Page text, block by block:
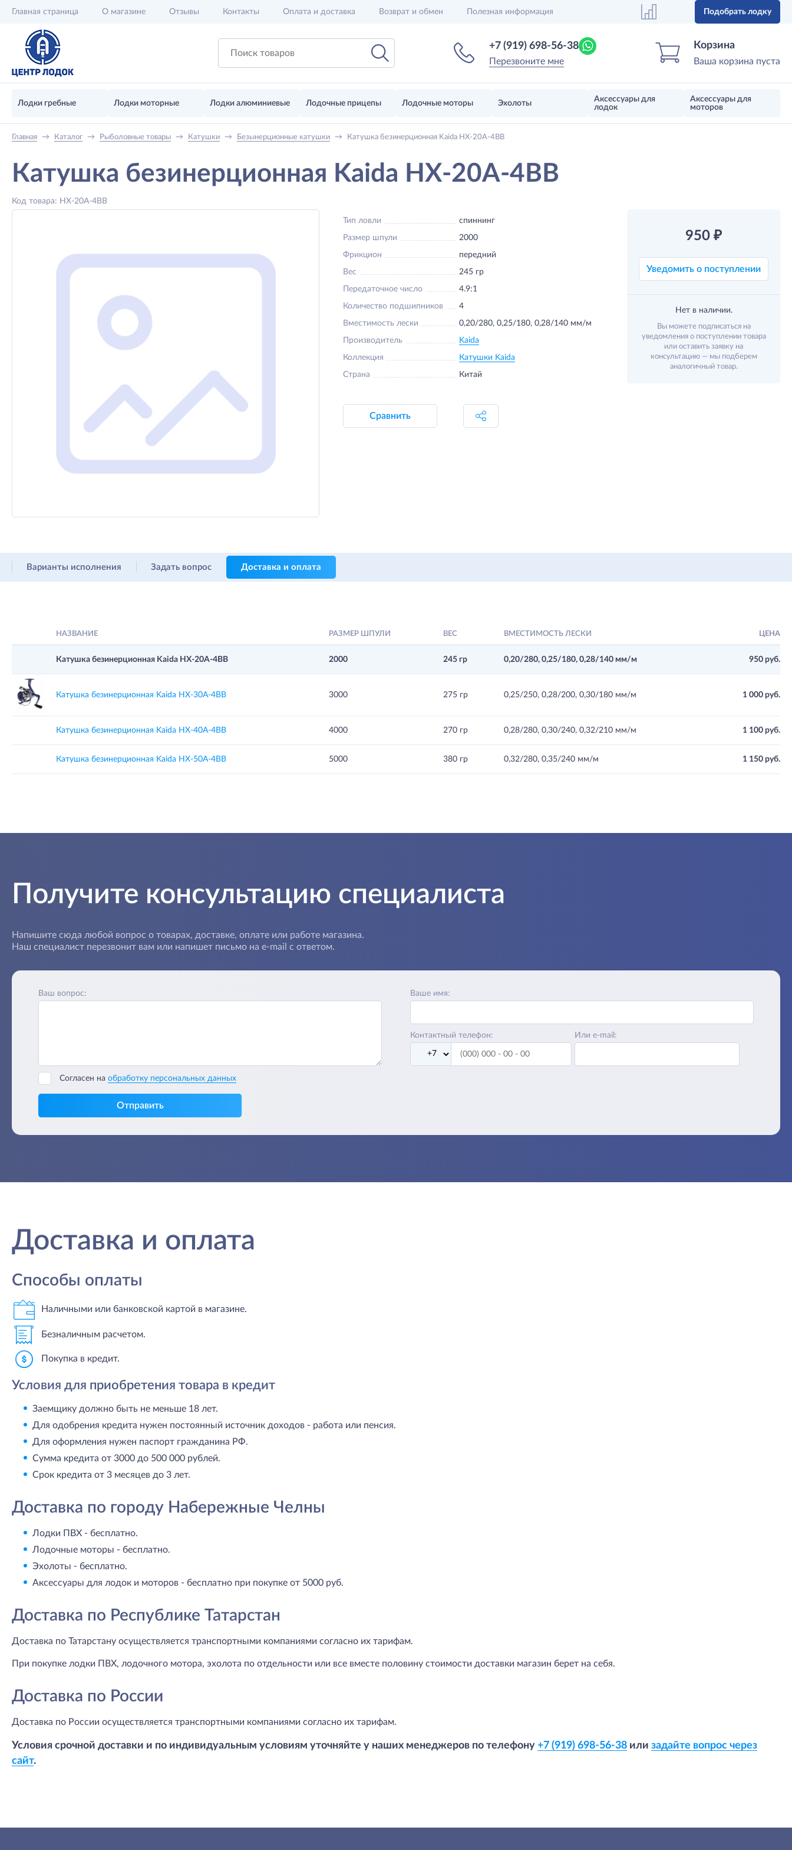
Главная страница О магазине Отзывы Контакты Оплата и доставка Возврат и обмен Полезная информация Подобрать лодку
Корзина
Ваша корзина пуста
+7 (919) 698-56-38
Перезвоните мне
Лодки гребные Лодки моторные Лодки алюминиевые Лодочные прицепы Лодочные моторы Эхолоты
Аксессуары для
лодок
Аксессуары для
моторов
Главная → Каталог → Рыболовные товары → Катушки → Безынерционные катушки → Катушка безинерционная Kaida HX-20A-4BB
Катушка безинерционная Kaida HX-20A-4BB
Код товара: HX-20A-4BB
950 ₽
Уведомить о поступлении
Нет в наличии.
Вы можете подписаться на
уведомления о поступлении товара
или оставить заявку на
консультацию — мы подберем
аналогичный товар.
Тип ловли спиннинг
Размер шпули 2000
Фрикцион передний
Вес 245 гр
Передаточное число 4.9:1
Количество подшипников 4
Вместимость лески 0,20/280, 0,25/180, 0,28/140 мм/м
Производитель Kaida
Коллекция Катушки Kaida
Страна Китай
Сравнить
Варианты исполнения Задать вопрос Доставка и оплата
НАЗВАНИЕ РАЗМЕР ШПУЛИ ВЕС ВМЕСТИМОСТЬ ЛЕСКИ ЦЕНА
Катушка безинерционная Kaida HX-20A-4BB 2000 245 гр 0,20/280, 0,25/180, 0,28/140 мм/м 950 руб.
Катушка безинерционная Kaida HX-30A-4BB 3000 275 гр 0,25/250, 0,28/200, 0,30/180 мм/м 1 000 руб.
Катушка безинерционная Kaida HX-40A-4BB 4000 270 гр 0,28/280, 0,30/240, 0,32/210 мм/м 1 100 руб.
Катушка безинерционная Kaida HX-50A-4BB 5000 380 гр 0,32/280, 0,35/240 мм/м 1 150 руб.
Получите консультацию специалиста
Напишите сюда любой вопрос о товарах, доставке, оплате или работе магазина.
Наш специалист перезвонит вам или напишет письмо на e-mail с ответом.
Ваш вопрос: Ваше имя:
Контактный телефон: Или e-mail:
Согласен на обработку персональных данных
Отправить
Доставка и оплата
Способы оплаты
Наличными или банковской картой в магазине.
Безналичным расчетом.
Покупка в кредит.
Условия для приобретения товара в кредит
Заемщику должно быть не меньше 18 лет.
Для одобрения кредита нужен постоянный источник доходов - работа или пенсия.
Для оформления нужен паспорт гражданина РФ.
Сумма кредита от 3000 до 500 000 рублей.
Срок кредита от 3 месяцев до 3 лет.
Доставка по городу Набережные Челны
Лодки ПВХ - бесплатно.
Лодочные моторы - бесплатно.
Эхолоты - бесплатно.
Аксессуары для лодок и моторов - бесплатно при покупке от 5000 руб.
Доставка по Республике Татарстан
Доставка по Татарстану осуществляется транспортными компаниями согласно их тарифам.
При покупке лодки ПВХ, лодочного мотора, эхолота по отдельности или все вместе половину стоимости доставки магазин берет на себя.
Доставка по России
Доставка по России осуществляется транспортными компаниями согласно их тарифам.
Условия срочной доставки и по индивидуальным условиям уточняйте у наших менеджеров по телефону +7 (919) 698-56-38 или задайте вопрос через
сайт.